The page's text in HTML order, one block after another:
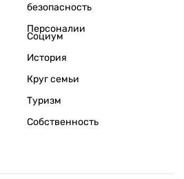
безопасность
Персоналии
Социум
История
Круг семьи
Туризм
Собственность